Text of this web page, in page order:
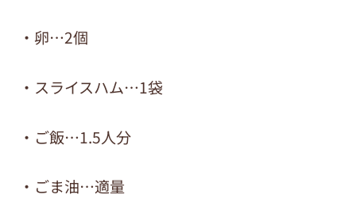
・卵…2個
・スライスハム…1袋
・ご飯…1.5人分
・ごま油…適量